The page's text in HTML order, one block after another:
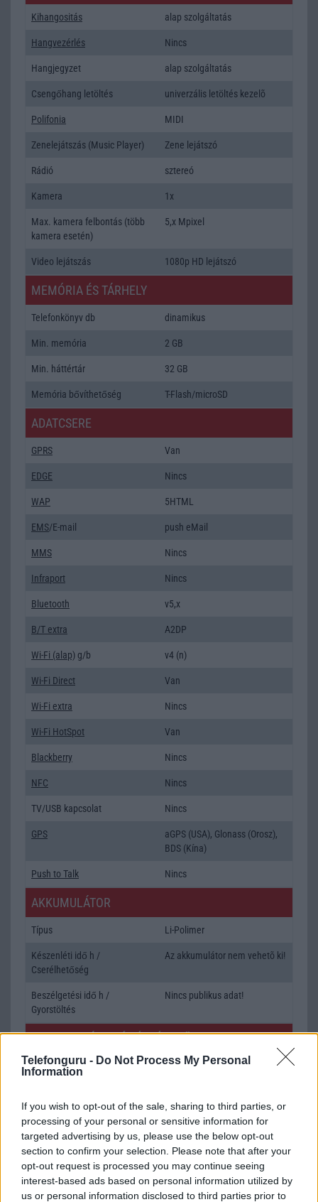
Telefonguru - Do Not Process My Personal
Information
If you wish to opt-out of the sale, sharing to third parties, or
processing of your personal or sensitive information for
targeted advertising by us, please use the below opt-out
section to confirm your selection. Please note that after your
opt-out request is processed you may continue seeing
interest-based ads based on personal information utilized by
us or personal information disclosed to third parties prior to
Kihangositás alap szolgáltatás
Hangvezérlés Nincs
Hangjegyzet alap szolgáltatás
Csengőhang letöltés univerzális letöltés kezelõ
Polifonia MIDI
Zenelejátszás (Music Player) Zene lejátszó
Rádió sztereó
Kamera 1x
Max. kamera felbontás (több
kamera esetén)
5,x Mpixel
Video lejátszás 1080p HD lejátszó
MEMÓRIA ÉS TÁRHELY
Telefonkönyv db dinamikus
Min. memória 2 GB
Min. háttértár 32 GB
Memória bővíthetőség T-Flash/microSD
ADATCSERE
GPRS Van
EDGE Nincs
WAP 5HTML
EMS/E-mail push eMail
MMS Nincs
Infraport Nincs
Bluetooth v5,x
B/T extra A2DP
Wi-Fi (alap) g/b v4 (n)
Wi-Fi Direct Van
Wi-Fi extra Nincs
Wi-Fi HotSpot Van
Blackberry Nincs
NFC Nincs
TV/USB kapcsolat Nincs
GPS
aGPS (USA), Glonass (Orosz),
BDS (Kína)
Push to Talk Nincs
AKKUMULÁTOR
Típus Li-Polimer
Készenléti idő h /
Cserélhetőség
Az akkumulátor nem vehetõ ki!
Beszélgetési idő h /
Gyorstöltés
Nincs publikus adat!
ALKALMAZÁSOK ÉS ÉRZÉKELŐK
Java Nincs
SNS integráció alap szolgáltatás
Organizer alap szolgáltatás
T9 szótár alkalmazás független szótár
Office alkalmazások alap szolgáltatás